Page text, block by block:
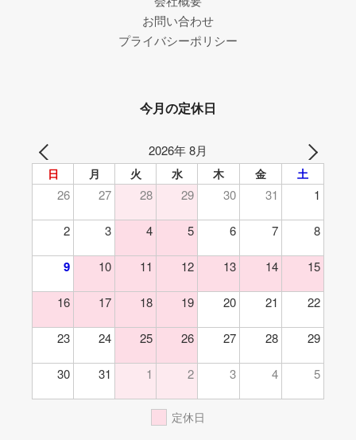
お問い合わせ
プライバシーポリシー
今月の定休日
2026年 8月
日 月 火 水 木 金 土
26 27 28 29 30 31 1
2 3 4 5 6 7 8
9 10 11 12 13 14 15
16 17 18 19 20 21 22
23 24 25 26 27 28 29
30 31 1 2 3 4 5
定休日